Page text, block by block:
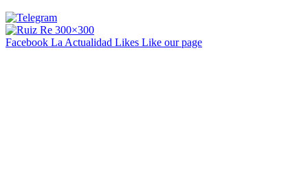
Facebook La Actualidad Likes Like our page